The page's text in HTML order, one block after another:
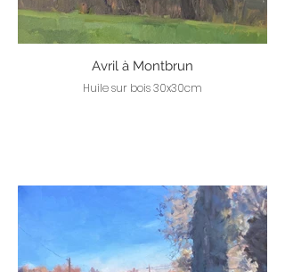
Avril à Montbrun
Huile sur bois 30x30cm